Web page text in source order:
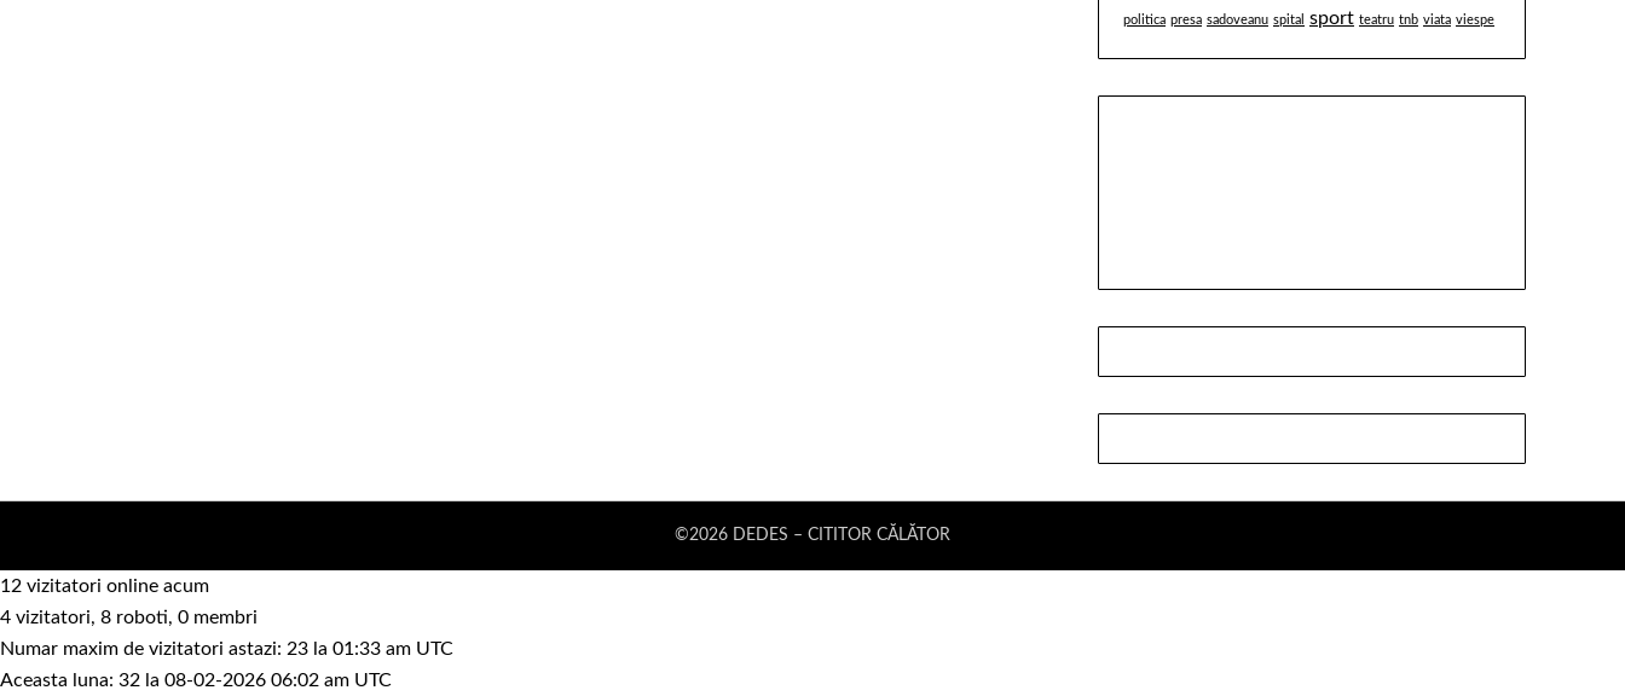
politica presa sadoveanu spital sport teatru tnb viata viespe
©2026 DEDES – CITITOR CĂLĂTOR
12 vizitatori online acum
4 vizitatori, 8 roboti, 0 membri
Numar maxim de vizitatori astazi: 23 la 01:33 am UTC
Aceasta luna: 32 la 08-02-2026 06:02 am UTC